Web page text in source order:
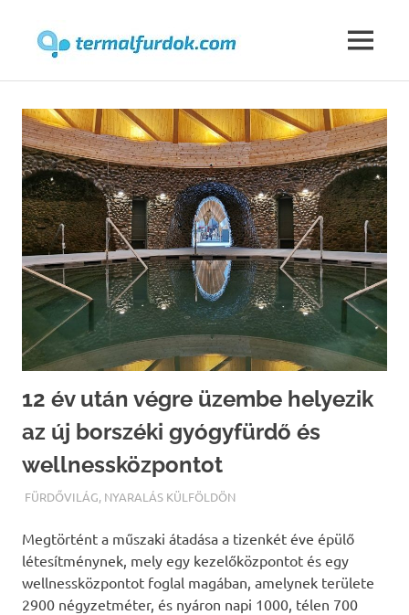
content
MENU
12 év után végre üzembe helyezik
az új borszéki gyógyfürdő és
wellnessközpontot
TERMALFURDOK.COM
FÜRDŐVILÁG, NYARALÁS KÜLFÖLDÖN
Megtörtént a műszaki átadása a tizenkét éve épülő
létesítménynek, mely egy kezelőközpontot és egy
wellnessközpontot foglal magában, amelynek területe
2900 négyzetméter, és nyáron napi 1000, télen 700